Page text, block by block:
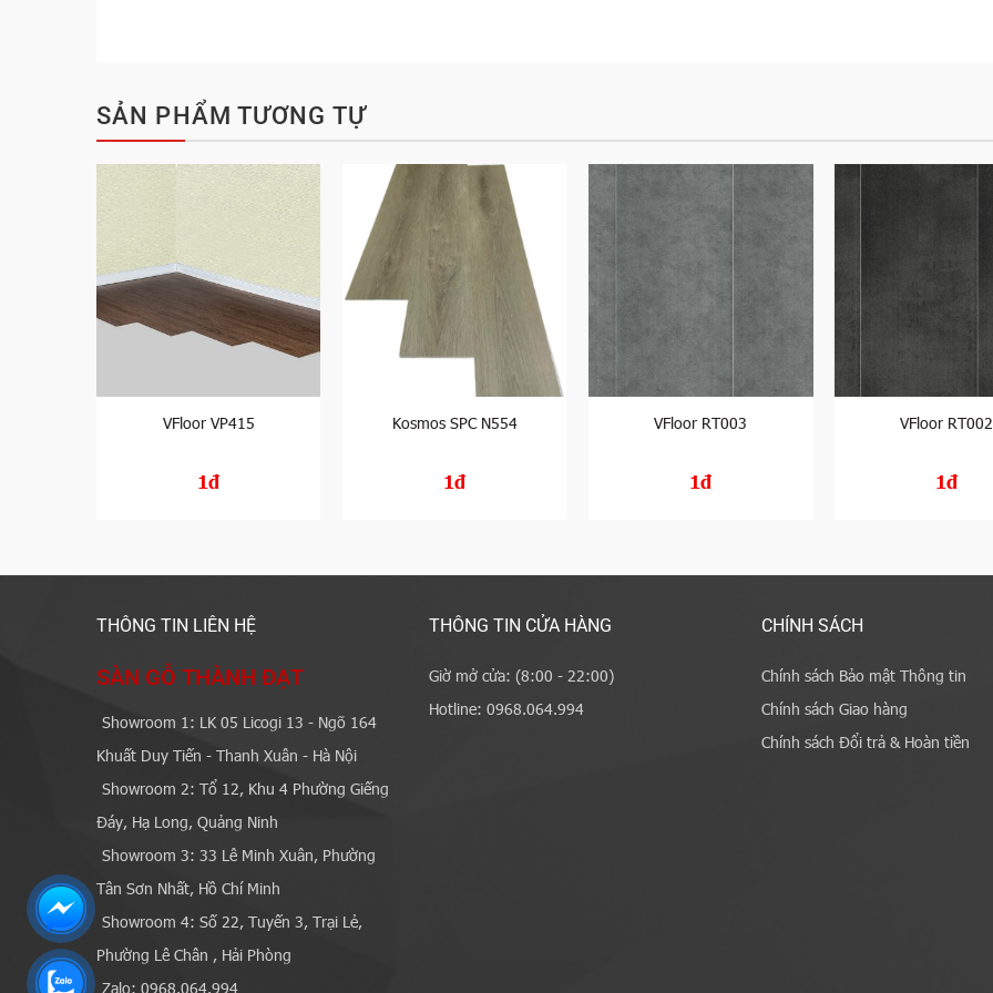
SẢN PHẨM TƯƠNG TỰ
VFloor VP415
1đ
Kosmos SPC N554
1đ
VFloor RT003
1đ
VFloor RT002
1đ
THÔNG TIN LIÊN HỆ
SÀN GỖ THÀNH ĐẠT
Showroom 1: LK 05 Licogi 13 - Ngõ 164
Khuất Duy Tiến - Thanh Xuân - Hà Nội
Showroom 2: Tổ 12, Khu 4 Phường Giếng
Đáy, Hạ Long, Quảng Ninh
Showroom 3: 33 Lê Minh Xuân, Phường
Tân Sơn Nhất, Hồ Chí Minh
Showroom 4: Số 22, Tuyến 3, Trại Lẻ,
Phường Lê Chân , Hải Phòng
Zalo: 0968.064.994
THÔNG TIN CỬA HÀNG
Giờ mở cửa: (8:00 - 22:00)
Hotline: 0968.064.994
CHÍNH SÁCH
Chính sách Bảo mật Thông tin
Chính sách Giao hàng
Chính sách Đổi trả & Hoàn tiền